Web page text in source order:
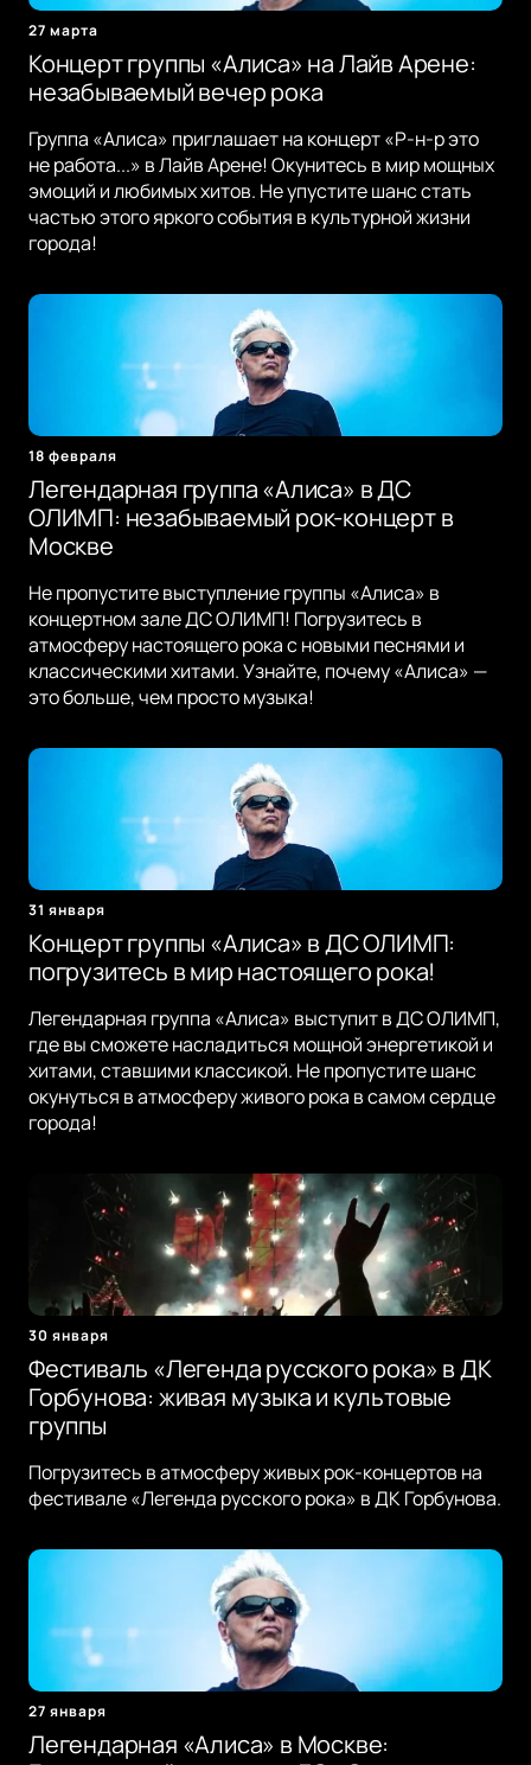
27 марта
Концерт группы «Алиса» на Лайв Арене:
незабываемый вечер рока
Группа «Алиса» приглашает на концерт «Р-н-р это
не работа...» в Лайв Арене! Окунитесь в мир мощных
эмоций и любимых хитов. Не упустите шанс стать
частью этого яркого события в культурной жизни
города!
18 февраля
Легендарная группа «Алиса» в ДС
ОЛИМП: незабываемый рок-концерт в
Москве
Не пропустите выступление группы «Алиса» в
концертном зале ДС ОЛИМП! Погрузитесь в
атмосферу настоящего рока с новыми песнями и
классическими хитами. Узнайте, почему «Алиса» —
это больше, чем просто музыка!
31 января
Концерт группы «Алиса» в ДС ОЛИМП:
погрузитесь в мир настоящего рока!
Легендарная группа «Алиса» выступит в ДС ОЛИМП,
где вы сможете насладиться мощной энергетикой и
хитами, ставшими классикой. Не пропустите шанс
окунуться в атмосферу живого рока в самом сердце
города!
30 января
Фестиваль «Легенда русского рока» в ДК
Горбунова: живая музыка и культовые
группы
Погрузитесь в атмосферу живых рок-концертов на
фестивале «Легенда русского рока» в ДК Горбунова.
27 января
Легендарная «Алиса» в Москве: